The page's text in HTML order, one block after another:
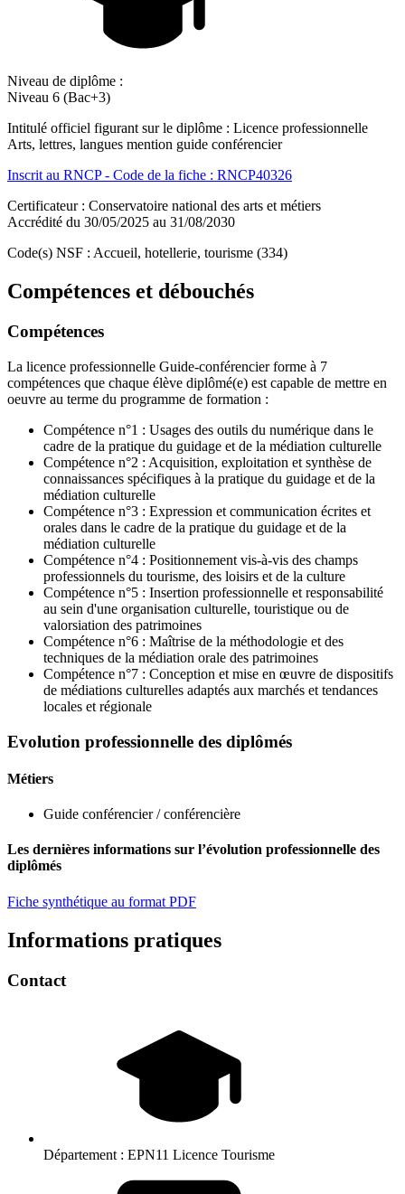
Niveau de diplôme :
Niveau 6 (Bac+3)
Intitulé officiel figurant sur le diplôme : Licence professionnelle
Arts, lettres, langues mention guide conférencier
Inscrit au RNCP - Code de la fiche : RNCP40326
Certificateur : Conservatoire national des arts et métiers
Accrédité du 30/05/2025 au 31/08/2030
Code(s) NSF : Accueil, hotellerie, tourisme (334)
Compétences et débouchés
Compétences
La licence professionnelle Guide-conférencier forme à 7
compétences que chaque élève diplômé(e) est capable de mettre en
oeuvre au terme du programme de formation :
Compétence n°1 : Usages des outils du numérique dans le
cadre de la pratique du guidage et de la médiation culturelle
Compétence n°2 : Acquisition, exploitation et synthèse de
connaissances spécifiques à la pratique du guidage et de la
médiation culturelle
Compétence n°3 : Expression et communication écrites et
orales dans le cadre de la pratique du guidage et de la
médiation culturelle
Compétence n°4 : Positionnement vis-à-vis des champs
professionnels du tourisme, des loisirs et de la culture
Compétence n°5 : Insertion professionnelle et responsabilité
au sein d'une organisation culturelle, touristique ou de
valorsiation des patrimoines
Compétence n°6 : Maîtrise de la méthodologie et des
techniques de la médiation orale des patrimoines
Compétence n°7 : Conception et mise en œuvre de dispositifs
de médiations culturelles adaptés aux marchés et tendances
locales et régionale
Evolution professionnelle des diplômés
Métiers
Guide conférencier / conférencière
Les dernières informations sur l’évolution professionnelle des
diplômés
Fiche synthétique au format PDF
Informations pratiques
Contact
Département : EPN11 Licence Tourisme